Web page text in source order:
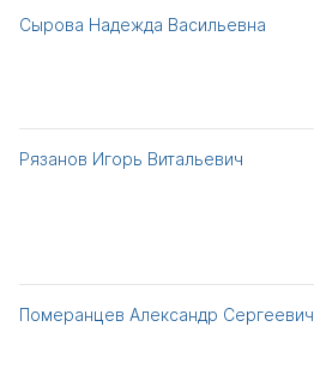
Сырова Надежда Васильевна
Рязанов Игорь Витальевич
Померанцев Александр Сергеевич